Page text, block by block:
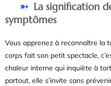
La signification
symptômes
Vous apprenez à reconnaître la
corps fait son petit spectacle,
chaleur interne qui inquiète à
partout, elle s’invite sans